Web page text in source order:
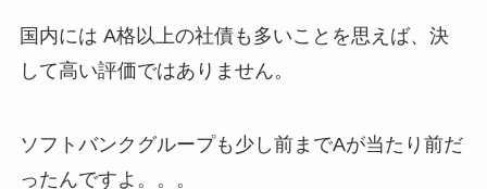
国内には A格以上の社債も多いことを思えば、決
して高い評価ではありません。
ソフトバンクグループも少し前までAが当たり前だ
ったんですよ。。。